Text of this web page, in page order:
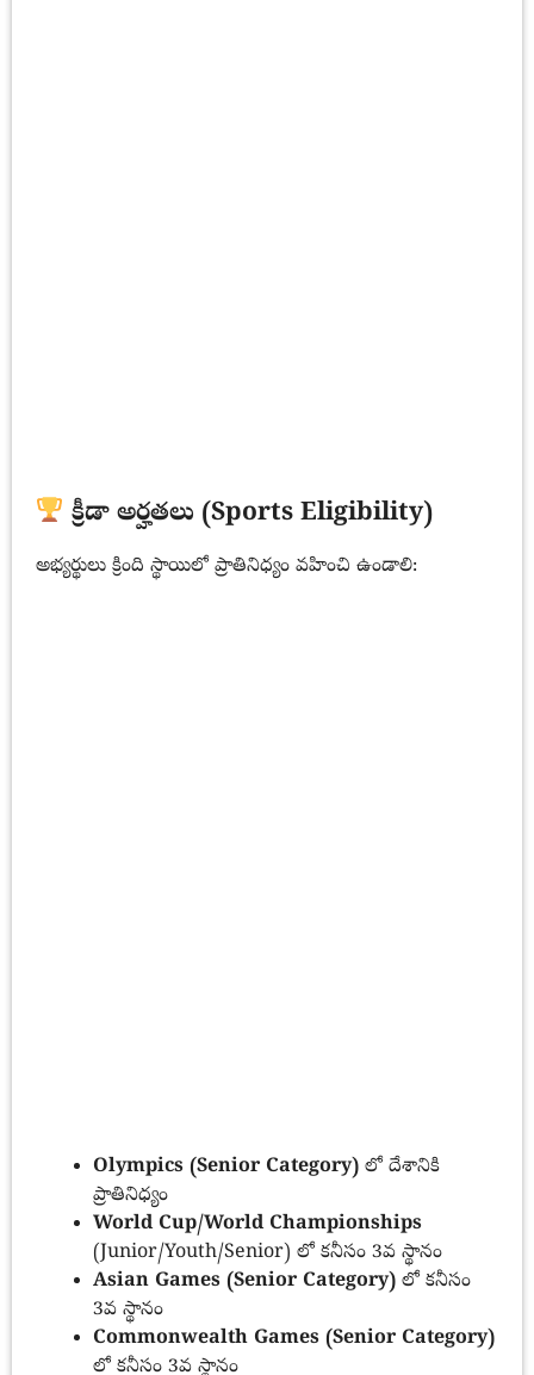
క్రీడా అర్హతలు (Sports Eligibility)
అభ్యర్థులు క్రింది స్థాయిలో ప్రాతినిధ్యం వహించి ఉండాలి:
Olympics (Senior Category) లో దేశానికి
ప్రాతినిధ్యం
World Cup/World Championships
(Junior/Youth/Senior) లో కనీసం 3వ స్థానం
Asian Games (Senior Category) లో కనీసం
3వ స్థానం
Commonwealth Games (Senior Category)
లో కనీసం 3వ స్థానం